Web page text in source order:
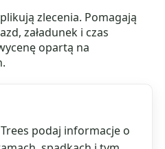
zlecenia. Pomagają
załadunek i czas
opartą na
podaj informacje o